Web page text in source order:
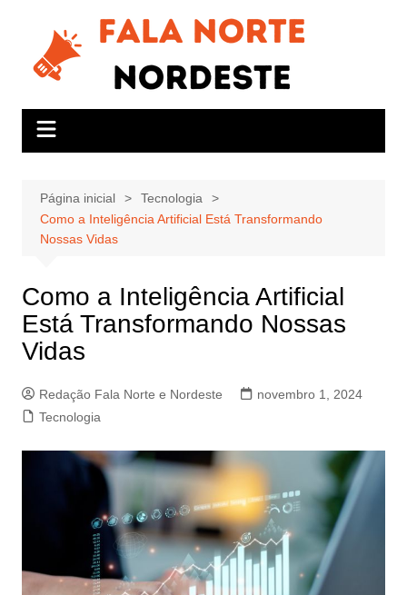
conteúdo
Página inicial
Tecnologia
Como a Inteligência Artificial Está Transformando
Nossas Vidas
Como a Inteligência Artificial
Está Transformando Nossas
Vidas
Redação Fala Norte e Nordeste
novembro 1, 2024
Tecnologia